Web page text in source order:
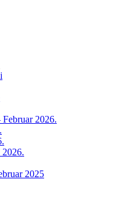
2026.
2025